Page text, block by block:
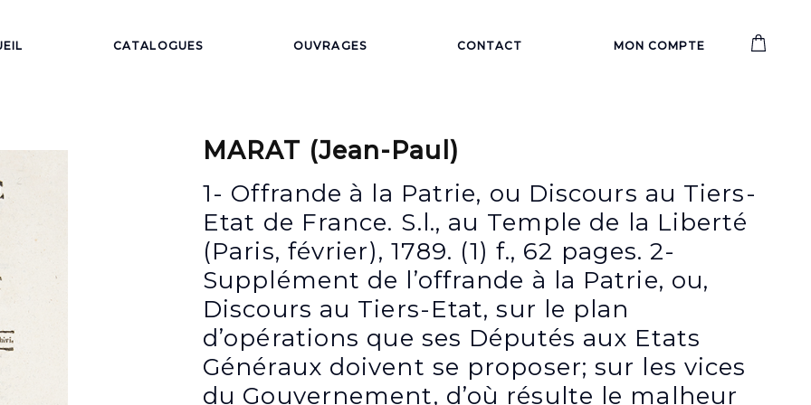
CATALOGUES OUVRAGES CONTACT MON COMPTE
MARAT (Jean-Paul)
1- Offrande à la Patrie, ou Discours au Tiers-
Etat de France. S.l., au Temple de la Liberté
(Paris, février), 1789. (1) f., 62 pages. 2-
Supplément de l’offrande à la Patrie, ou,
Discours au Tiers-Etat, sur le plan
d’opérations que ses Députés aux Etats
Généraux doivent se proposer; sur les vices
du Gouvernement, d’où résulte le malheur